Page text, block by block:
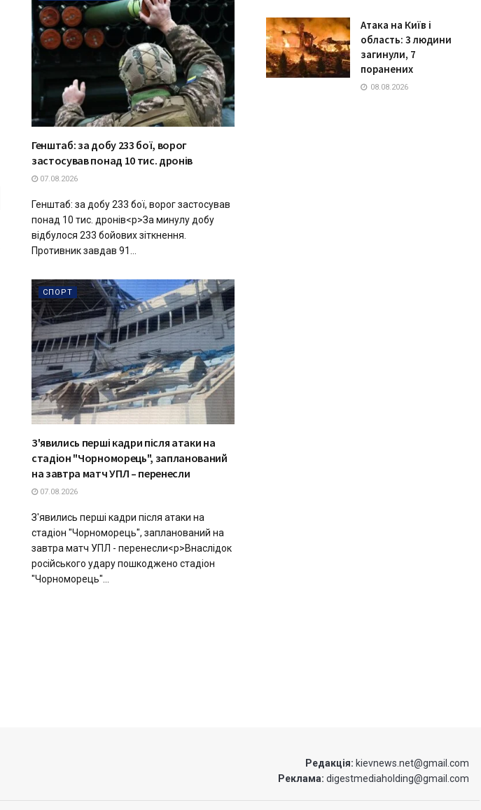
Генштаб: за добу 233 бої, ворог
застосував понад 10 тис. дронів
07.08.2026
Генштаб: за добу 233 бої, ворог застосував
понад 10 тис. дронів<p>За минулу добу
відбулося 233 бойових зіткнення.
Противник завдав 91...
СПОРТ
З'явились перші кадри після атаки на
стадіон "Чорноморець", запланований
на завтра матч УПЛ – перенесли
07.08.2026
З'явились перші кадри після атаки на
стадіон "Чорноморець", запланований на
завтра матч УПЛ - перенесли<p>Внаслідок
російського удару пошкоджено стадіон
"Чорноморець"...
Атака на Київ і
область: 3 людини
загинули, 7
поранених
08.08.2026
Редакція: kievnews.net@gmail.com
Реклама: digestmediaholding@gmail.com